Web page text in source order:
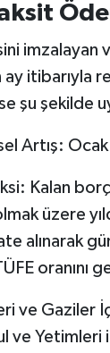
imzalayan
itibarıyla
şu şekilde
Artış:
Kalan
üzere
alınarak
oranını
ve Gaziler
ve